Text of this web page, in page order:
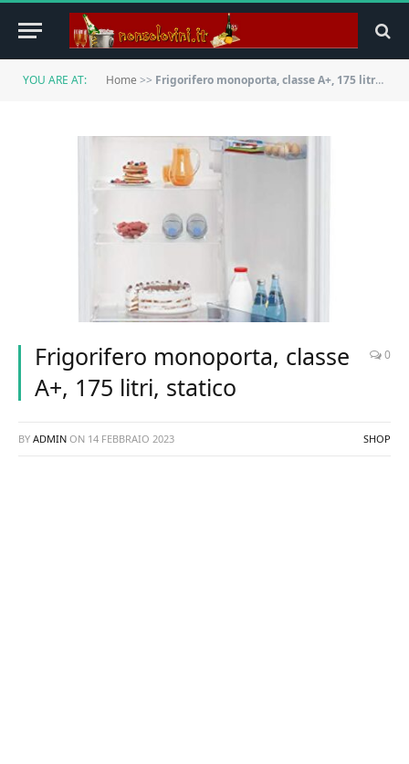
YOU ARE AT: Home >> Frigorifero monoporta, classe A+, 175 litri, statico
Frigorifero monoporta, classe
A+, 175 litri, statico
0
BY ADMIN ON 14 FEBBRAIO 2023 SHOP